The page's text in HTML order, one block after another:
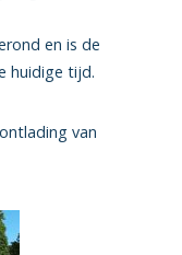
en is de
huidige tijd.
van